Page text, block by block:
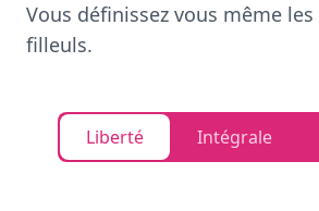
Vous définissez vous même
filleuls.
Liberté Intégrale